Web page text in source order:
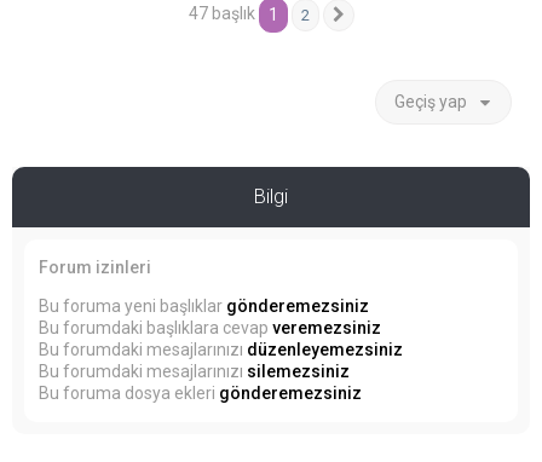
47 başlık 1 2
Geçiş yap
Bilgi
Forum izinleri
Bu foruma yeni başlıklar gönderemezsiniz
Bu forumdaki başlıklara cevap veremezsiniz
Bu forumdaki mesajlarınızı düzenleyemezsiniz
Bu forumdaki mesajlarınızı silemezsiniz
Bu foruma dosya ekleri gönderemezsiniz